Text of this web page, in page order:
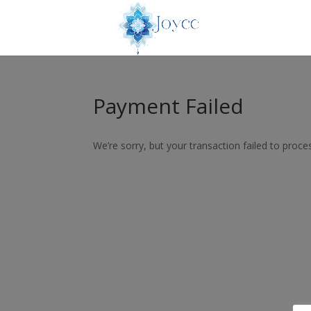
Payment Failed
We’re sorry, but your transaction failed to